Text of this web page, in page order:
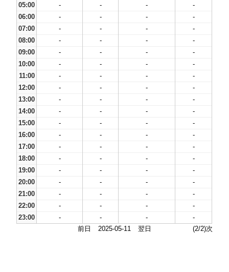
05:00
- - -
-
06:00
- - -
-
07:00
- - -
-
08:00
- - -
-
09:00
- - -
-
10:00
- - -
-
11:00
- - -
-
12:00
- - -
-
13:00
- - -
-
14:00
- - -
-
15:00
- - -
-
16:00
- - -
-
17:00
- - -
-
18:00
- - -
-
19:00
- - -
-
20:00
- - -
-
21:00
- - -
-
22:00
- - -
-
23:00
- - -
-
前日
2025-05-11 翌日 (2/2)次